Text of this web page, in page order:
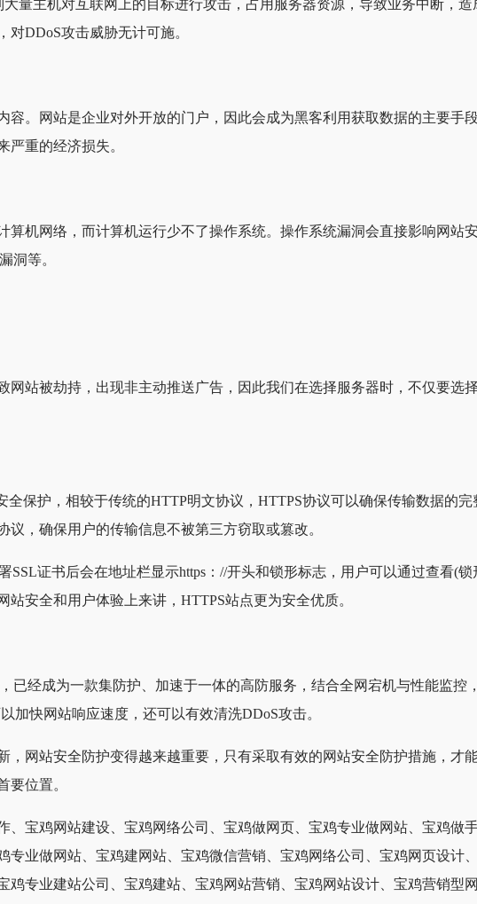
量主机对互联网上的目标进行攻击，占用服务器资源，导致业务中断，
DDoS攻击威胁无计可施。
。网站是企业对外开放的门户，因此会成为黑客利用获取数据的主要手
重的经济损失。
机网络，而计算机运行少不了操作系统。操作系统漏洞会直接影响网站
洞等。
站被劫持，出现非主动推送广告，因此我们在选择服务器时，不仅要选
保护，相较于传统的HTTP明文协议，HTTPS协议可以确保传输数据的
，确保用户的传输信息不被第三方窃取或篡改。
证书后会在地址栏显示https：//开头和锁形标志，用户可以通过查看(
安全和用户体验上来讲，HTTPS站点更为安全优质。
已经成为一款集防护、加速于一体的高防服务，结合全网宕机与性能监控
加快网站响应速度，还可以有效清洗DDoS攻击。
网站安全防护变得越来越重要，只有采取有效的网站安全防护措施，才
要位置。
、宝鸡网站建设、宝鸡网络公司、宝鸡做网页、宝鸡专业做网站、宝鸡做
业做网站、宝鸡建网站、宝鸡微信营销、宝鸡网络公司、宝鸡网页设计
专业建站公司、宝鸡建站、宝鸡网站营销、宝鸡网站设计、宝鸡营销型